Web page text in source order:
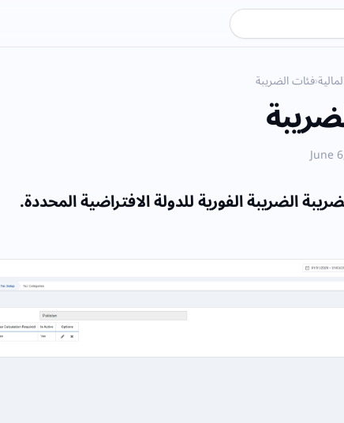
›فئات الضريبة
الضريبة الفورية للدولة الافتراضية المحددة.